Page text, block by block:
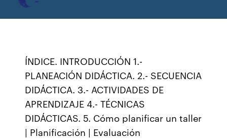
ÍNDICE. INTRODUCCIÓN 1.-
PLANEACIÓN DIDÁCTICA. 2.- SECUENCIA
DIDÁCTICA. 3.- ACTIVIDADES DE
APRENDIZAJE 4.- TÉCNICAS
DIDÁCTICAS. 5. Cómo planificar un taller
| Planificación | Evaluación